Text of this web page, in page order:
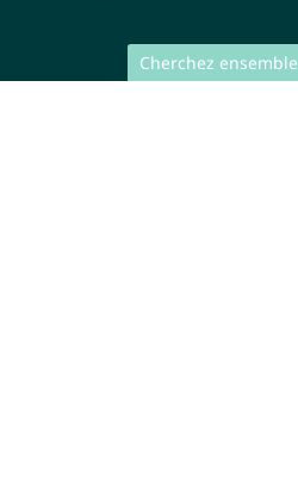
Cherchez ensemble